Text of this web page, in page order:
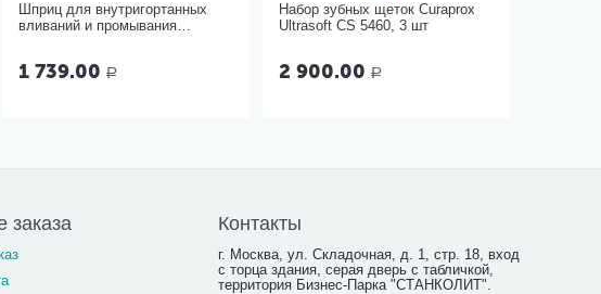
Шприц для внутригортанных
вливаний и промывания
1 739.00 Р
Набор зубных щеток Curaprox
Ultrasoft CS 5460, 3 шт
2 900.00 Р
Контакты
г. Москва, ул. Складочная, д. 1, стр. 18, вход
с торца здания, серая дверь с табличкой,
территория Бизнес-Парка "СТАНКОЛИТ".